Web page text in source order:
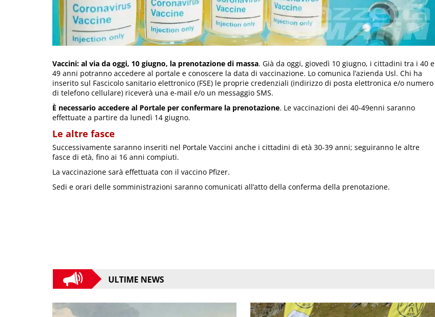
Vaccini: al via da oggi, 10 giugno, la prenotazione di massa. Già da oggi, giovedì 10 giugno, i cittadini tra i 40 e
49 anni potranno accedere al portale e conoscere la data di vaccinazione. Lo comunica l’azienda Usl. Chi ha
inserito sul Fascicolo sanitario elettronico (FSE) le proprie credenziali (indirizzo di posta elettronica e/o numero
di telefono cellulare) riceverà una e-mail e/o un messaggio SMS.
È necessario accedere al Portale per confermare la prenotazione. Le vaccinazioni dei 40-49enni saranno
effettuate a partire da lunedì 14 giugno.
Le altre fasce
Successivamente saranno inseriti nel Portale Vaccini anche i cittadini di età 30-39 anni; seguiranno le altre
fasce di età, fino ai 16 anni compiuti.
La vaccinazione sarà effettuata con il vaccino Pfizer.
Sedi e orari delle somministrazioni saranno comunicati all’atto della conferma della prenotazione.
ULTIME NEWS